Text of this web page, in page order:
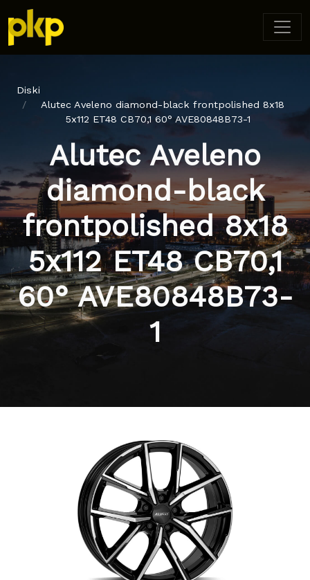
Diski
Alutec Aveleno diamond-black frontpolished 8x18
5x112 ET48 CB70,1 60° AVE80848B73-1
Alutec Aveleno
diamond-black
frontpolished 8x18
5x112 ET48 CB70,1
60° AVE80848B73-
1